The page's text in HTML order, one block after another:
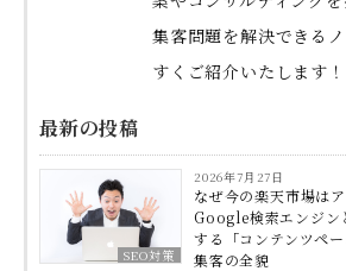
集客問題を解決できる
すくご紹介いたします！
最新の投稿
SEO対策
2026年7月27日
なぜ今の楽天市場は
Google検索エンジ
する「コンテンツペ
集客の全貌